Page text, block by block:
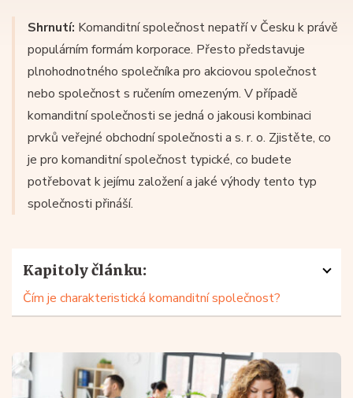
Shrnutí: Komanditní společnost nepatří v Česku k právě
populárním formám korporace. Přesto představuje
plnohodnotného společníka pro akciovou společnost
nebo společnost s ručením omezeným. V případě
komanditní společnosti se jedná o jakousi kombinaci
prvků veřejné obchodní společnosti a s. r. o. Zjistěte, co
je pro komanditní společnost typické, co budete
potřebovat k jejímu založení a jaké výhody tento typ
společnosti přináší.
Kapitoly článku:
Čím je charakteristická komanditní společnost?